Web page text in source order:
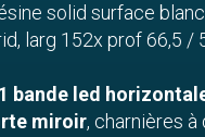
solid surface
larg 152x prof 66,5 /
bande led
miroir, charnières à